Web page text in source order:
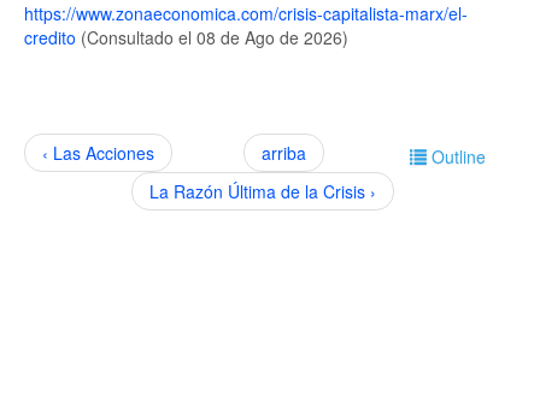
https://www.zonaeconomica.com/crisis-capitalista-marx/el-
credito (Consultado el 08 de Ago de 2026)
Outline
‹ Las Acciones
arriba
La Razón Última de la Crisis ›